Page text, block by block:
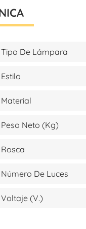
Tipo De Lámpara
Estilo
Material
Peso Neto (kg)
Rosca
Número De Luces
Voltaje (V.)